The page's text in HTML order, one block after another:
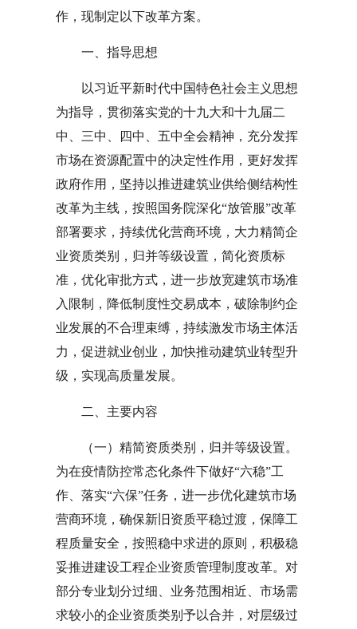
作，现制定以下改革方案。
一、指导思想
以习近平新时代中国特色社会主义思想
为指导，贯彻落实党的十九大和十九届二
中、三中、四中、五中全会精神，充分发挥
市场在资源配置中的决定性作用，更好发挥
政府作用，坚持以推进建筑业供给侧结构性
改革为主线，按照国务院深化“放管服”改革
部署要求，持续优化营商环境，大力精简企
业资质类别，归并等级设置，简化资质标
准，优化审批方式，进一步放宽建筑市场准
入限制，降低制度性交易成本，破除制约企
业发展的不合理束缚，持续激发市场主体活
力，促进就业创业，加快推动建筑业转型升
级，实现高质量发展。
二、主要内容
（一）精简资质类别，归并等级设置。
为在疫情防控常态化条件下做好“六稳”工
作、落实“六保”任务，进一步优化建筑市场
营商环境，确保新旧资质平稳过渡，保障工
程质量安全，按照稳中求进的原则，积极稳
妥推进建设工程企业资质管理制度改革。对
部分专业划分过细、业务范围相近、市场需
求较小的企业资质类别予以合并，对层级过